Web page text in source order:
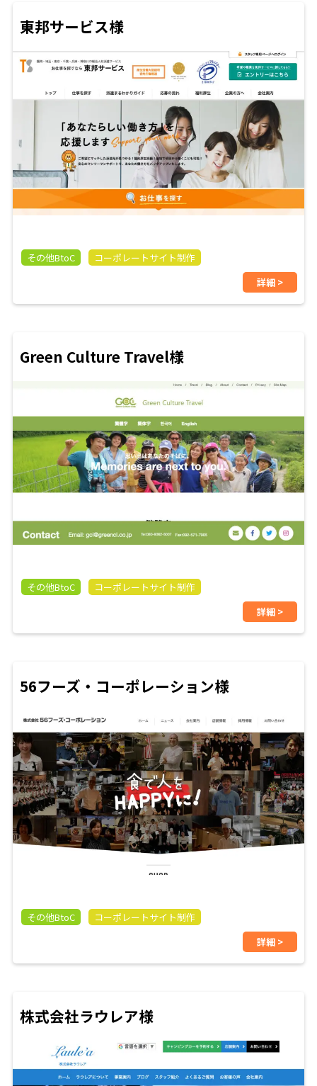
東邦サービス様
その他BtoC
コーポレートサイト制作
詳細 >
Green Culture Travel様
その他BtoC
コーポレートサイト制作
詳細 >
56フーズ・コーポレーション様
その他BtoC
コーポレートサイト制作
詳細 >
株式会社ラウレア様